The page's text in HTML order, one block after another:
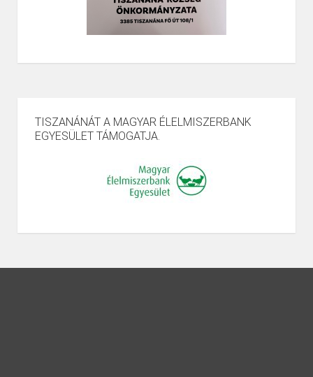
TISZANÁNÁT A MAGYAR ÉLELMISZERBANK
EGYESÜLET TÁMOGATJA.